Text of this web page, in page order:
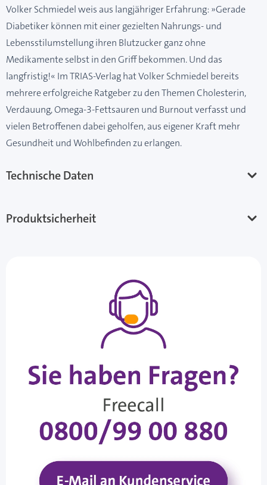
Volker Schmiedel weis aus langjähriger Erfahrung: »Gerade
Diabetiker können mit einer gezielten Nahrungs- und
Lebensstilumstellung ihren Blutzucker ganz ohne
Medikamente selbst in den Griff bekommen. Und das
langfristig!« Im TRIAS-Verlag hat Volker Schmiedel bereits
mehrere erfolgreiche Ratgeber zu den Themen Cholesterin,
Verdauung, Omega-3-Fettsauren und Burnout verfasst und
vielen Betroffenen dabei geholfen, aus eigener Kraft mehr
Gesundheit und Wohlbefinden zu erlangen.
Technische Daten
Produktsicherheit